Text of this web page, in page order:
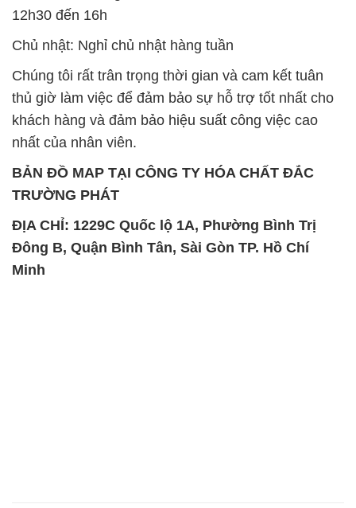
12h30 đến 16h
Chủ nhật: Nghỉ chủ nhật hàng tuần
Chúng tôi rất trân trọng thời gian và cam kết tuân
thủ giờ làm việc để đảm bảo sự hỗ trợ tốt nhất cho
khách hàng và đảm bảo hiệu suất công việc cao
nhất của nhân viên.
BẢN ĐỒ MAP TẠI CÔNG TY HÓA CHẤT ĐẮC
TRƯỜNG PHÁT
ĐỊA CHỈ: 1229C Quốc lộ 1A, Phường Bình Trị
Đông B, Quận Bình Tân, Sài Gòn TP. Hồ Chí
Minh